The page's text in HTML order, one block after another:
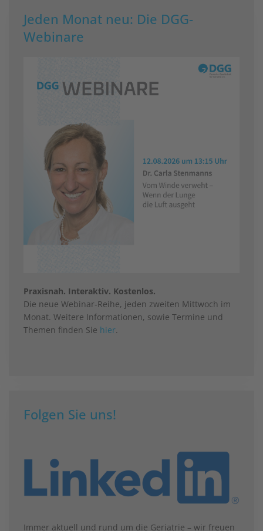
Jeden Monat neu: Die DGG-
Webinare
Praxisnah. Interaktiv. Kostenlos.
Die neue Webinar-Reihe, jeden zweiten Mittwoch im
Monat. Weitere Informationen, sowie Termine und
Themen finden Sie hier.
Folgen Sie uns!
Immer aktuell und rund um die Geriatrie – wir freuen